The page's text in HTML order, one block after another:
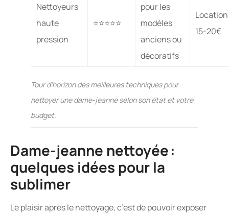
Nettoyeurs
haute
pression
⭐⭐⭐⭐⭐
pour les
modèles
anciens ou
décoratifs
Location
15-20€
Tour d’horizon des meilleures techniques pour
nettoyer une dame-jeanne selon son état et votre
budget.
Dame-jeanne nettoyée :
quelques idées pour la
sublimer
Le plaisir après le nettoyage, c’est de pouvoir exposer